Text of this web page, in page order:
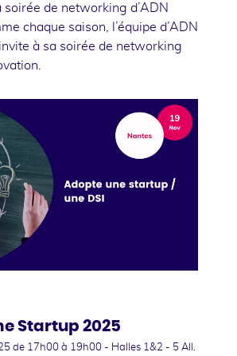
soirée de networking d’ADN
chaque saison, l’équipe d’ADN
à sa soirée de networking
Startup 2025
de 17h00 à 19h00 - Halles 1&2 - 5 All.